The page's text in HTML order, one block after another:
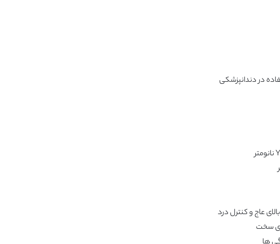
در دندانپزشکی
عاج و کنترل درد
سخت